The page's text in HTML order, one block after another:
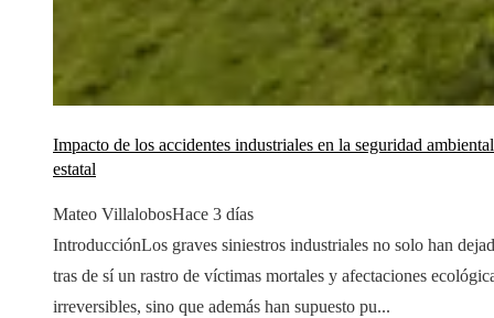
Impacto de los accidentes industriales en la seguridad
estatal
Mateo VillalobosHace 3 días
IntroducciónLos graves siniestros industriales no solo han
tras de sí un rastro de víctimas mortales y afectaciones
irreversibles, sino que además han supuesto pu...